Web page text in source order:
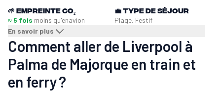
🌱 Empreinte CO₂
≈ 5 fois moins qu'enavion
En savoir plus
💼Type de séjour
Plage, Festif
Comment aller de Liverpool à
Palma de Majorque en train et
en ferry ?